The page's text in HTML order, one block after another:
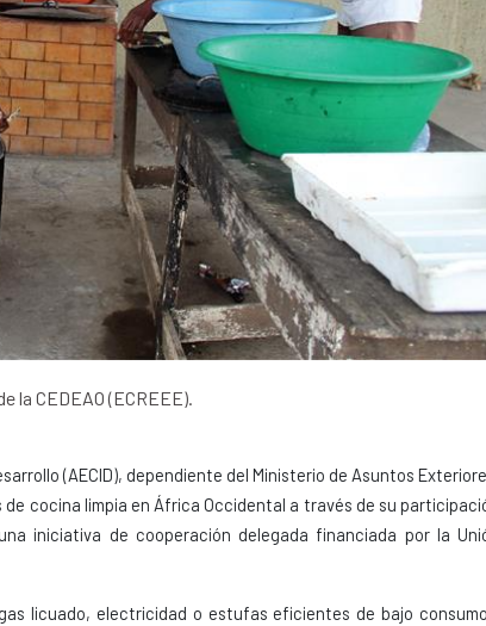
la CEDEAO (ECREEE).
(AECID), dependiente del Ministerio de Asuntos
cocina limpia en África Occidental a través de su
iniciativa de cooperación delegada financiada por la
licuado, electricidad o estufas eficientes de bajo